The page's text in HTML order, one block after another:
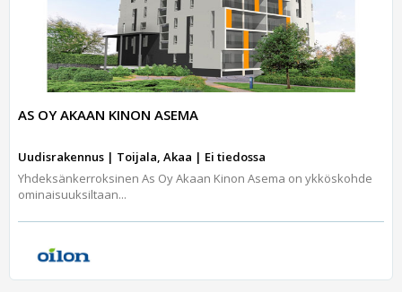
AS OY AKAAN KINON ASEMA
Uudisrakennus | Toijala, Akaa | Ei tiedossa
Yhdeksänkerroksinen As Oy Akaan Kinon Asema on ykköskohde
ominaisuuksiltaan...